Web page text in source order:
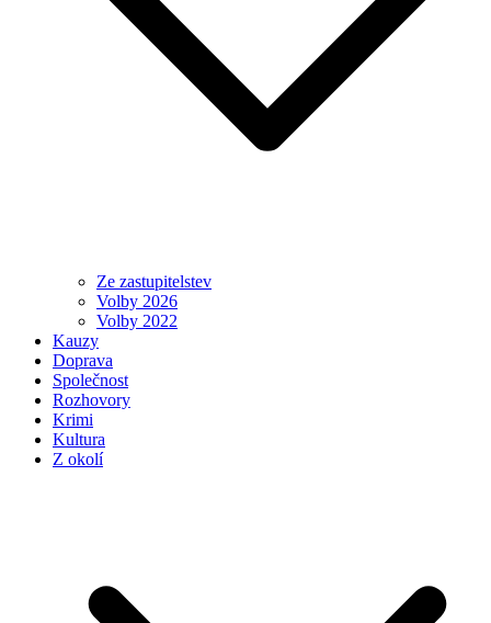
Ze zastupitelstev
Volby 2026
Volby 2022
Kauzy
Doprava
Společnost
Rozhovory
Krimi
Kultura
Z okolí